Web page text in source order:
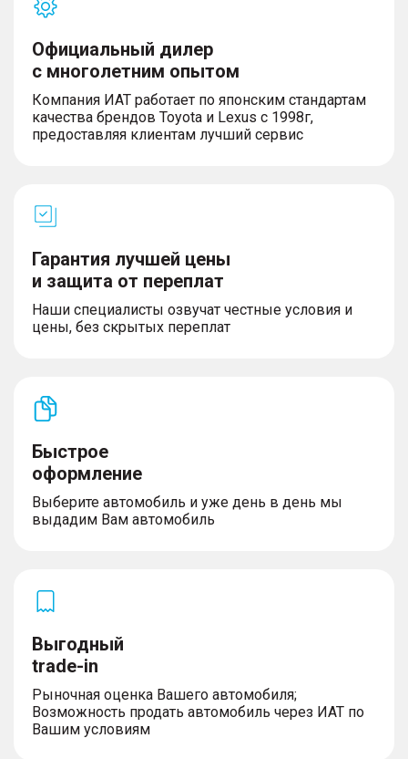
Официальный дилер
с многолетним опытом
Компания ИАТ работает по японским стандартам
качества брендов Toyota и Lexus с 1998г,
предоставляя клиентам лучший сервис
Гарантия лучшей цены
и защита от переплат
Наши специалисты озвучат честные условия и
цены, без скрытых переплат
Быстрое
оформление
Выберите автомобиль и уже день в день мы
выдадим Вам автомобиль
Выгодный
trade-in
Рыночная оценка Вашего автомобиля;
Возможность продать автомобиль через ИАТ по
Вашим условиям